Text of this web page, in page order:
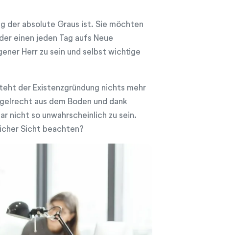
der absolute Graus ist. Sie möchten
einen jeden Tag aufs Neue
Herr zu sein und selbst wichtige
der Existenzgründung nichts mehr
aus dem Boden und dank
nicht so unwahrscheinlich zu sein.
Sicht beachten?